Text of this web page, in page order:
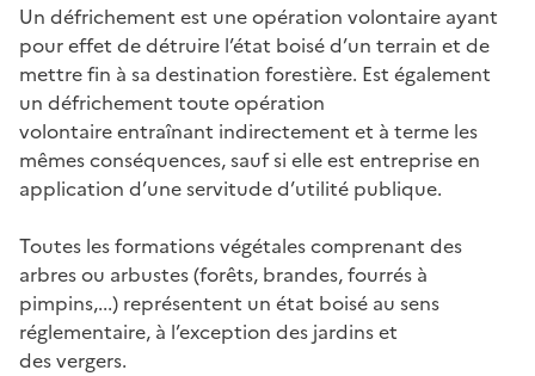
Un défrichement est une opération volontaire ayant
pour effet de détruire l’état boisé d’un terrain et de
mettre fin à sa destination forestière. Est également
un défrichement toute opération
volontaire entraînant indirectement et à terme les
mêmes conséquences, sauf si elle est entreprise en
application d’une servitude d’utilité publique.
Toutes les formations végétales comprenant des
arbres ou arbustes (forêts, brandes, fourrés à
pimpins,...) représentent un état boisé au sens
réglementaire, à l’exception des jardins et
des vergers.